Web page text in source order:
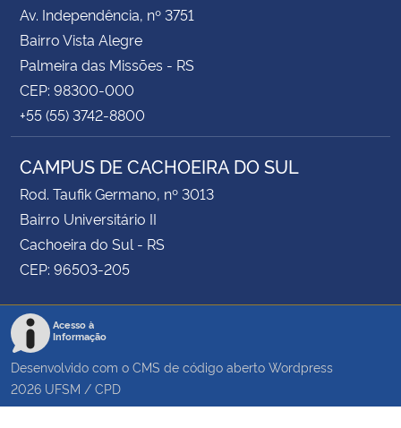
Av. Independência, nº 3751
Bairro Vista Alegre
Palmeira das Missões - RS
CEP: 98300-000
+55 (55) 3742-8800
CAMPUS DE CACHOEIRA DO SUL
Rod. Taufik Germano, nº 3013
Bairro Universitário II
Cachoeira do Sul - RS
CEP: 96503-205
Acesso à
Informação
Desenvolvido com o CMS de código aberto Wordpress
2026 UFSM / CPD